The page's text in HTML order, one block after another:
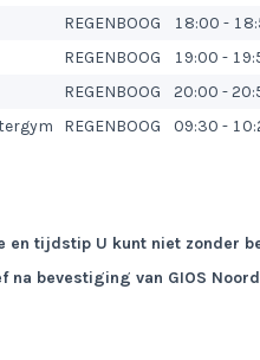
REGENBOOG
18:00 -
REGENBOOG
19:00 -
REGENBOOG
20:00 -
REGENBOOG 09:30 -
en tijdstip U kunt niet zonder
bevestiging van GIOS